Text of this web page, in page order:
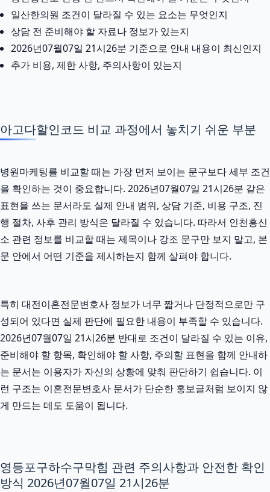
일산한의원 조건이 달라질 수 있는 요소는 무엇인지
상담 전 준비해야 할 자료나 정보가 있는지
2026년07월07일 21시26분 기준으로 안내 내용이 최신인지
추가 비용, 제한 사항, 주의사항이 있는지
아고다할인코드 비교 과정에서 놓치기 쉬운 부분
병원마케팅를 비교할 때는 가장 먼저 보이는 문구보다 세부 조건
을 확인하는 것이 중요합니다. 2026년07월07일 21시26분 같은
표현을 쓰는 문서라도 실제 안내 범위, 상담 기준, 비용 구조, 진
행 절차, 사후 관리 방식은 달라질 수 있습니다. 따라서 인천흥신
소 관련 정보를 비교할 때는 제목이나 강조 문구만 보지 말고, 본
문 안에서 어떤 기준을 제시하는지 함께 살펴야 합니다.
특히 대전이혼전문변호사 정보가 너무 짧거나 단정적으로만 구
성되어 있다면 실제 판단에 필요한 내용이 부족할 수 있습니다.
2026년07월07일 21시26분 반대로 조건이 달라질 수 있는 이유,
준비해야 할 항목, 확인해야 할 사항, 주의할 표현을 함께 안내하
는 문서는 이용자가 자신의 상황에 맞춰 판단하기 쉽습니다. 이
런 구조는 이혼전문변호사 문서가 단순한 홍보글처럼 보이지 않
게 만드는 데도 도움이 됩니다.
영등포구하수구막힘 관련 주의사항과 안전한 확인
방식 2026년07월07일 21시26분